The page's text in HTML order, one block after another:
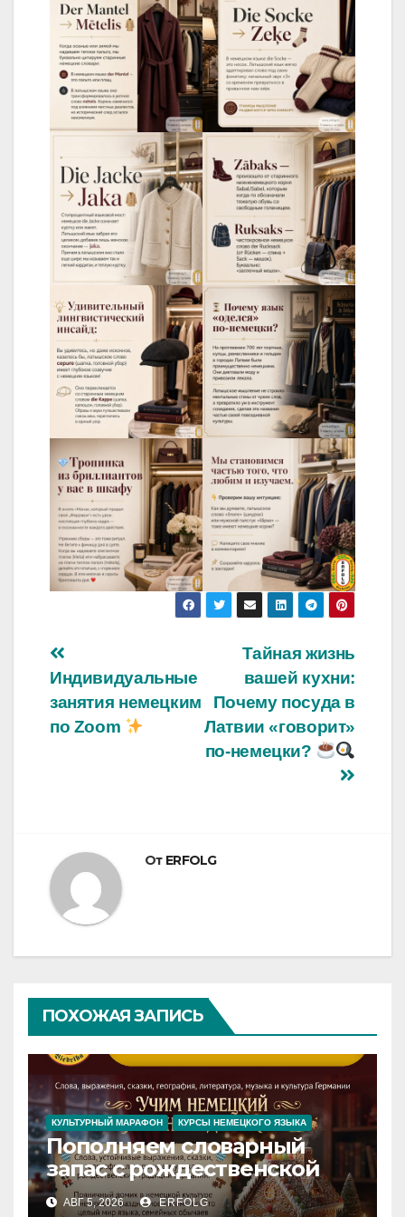
Навигация
по
записям
Тайная жизнь
вашей кухни:
Почему посуда в
Латвии «говорит»
по-немецки?
Индивидуальные
занятия немецким
по Zoom
От ERFOLG
ПОХОЖАЯ ЗАПИСЬ
КУЛЬТУРНЫЙ МАРАФОН КУРСЫ НЕМЕЦКОГО ЯЗЫКА
Пополняем словарный
запас с рождественской
сказкой! Учим немецкий
АВГ 5, 2026 ERFOLG